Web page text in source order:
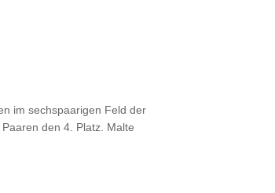
im sechspaarigen Feld der
den 4. Platz. Malte